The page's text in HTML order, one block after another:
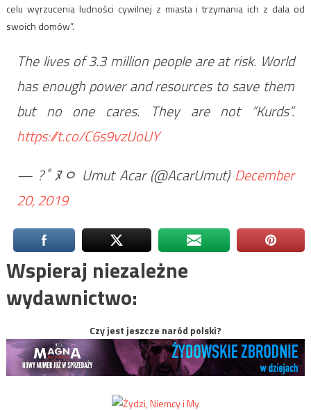
celu wyrzucenia ludności cywilnej z miasta i trzymania ich z dala od
swoich domów”.
The lives of 3.3 million people are at risk. World
has enough power and resources to save them
but no one cares. They are not “Kurds”.
https://t.co/C6s9vzUoUY
— ?￰ﾟﾇﾷ Umut Acar (@AcarUmut) December
20, 2019
Wspieraj niezależne
wydawnictwo:
Czy jest jeszcze naród polski?